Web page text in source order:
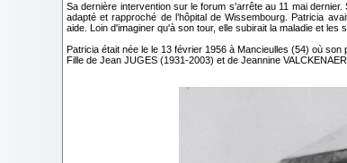
Sa dernière intervention sur le forum s'arrête au 11 mai
adapté et rapproché de l’hôpital de Wissembourg. Patricia
aide. Loin d'imaginer qu'à son tour, elle subirait la maladie et
Patricia était née le le 13 février 1956 à Mancieulles (54) où son
Fille de Jean JUGES (1931-2003) et de Jeannine